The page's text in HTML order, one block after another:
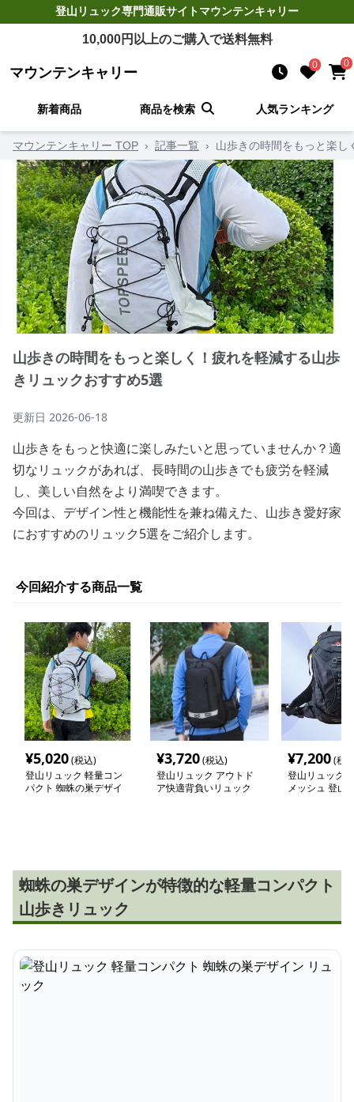
登山リュック専門通販サイトマウンテンキャリー
10,000円以上のご購入で送料無料
マウンテンキャリー 0 0
新着商品 商品を検索 人気ランキング
マウンテンキャリー TOP › 記事一覧 › 山歩きの時間をもっと楽
山歩きの時間をもっと楽しく！疲れを軽減する山歩
きリュックおすすめ5選
更新日 2026-06-18
山歩きをもっと快適に楽しみたいと思っていませんか？適
切なリュックがあれば、長時間の山歩きでも疲労を軽減
し、美しい自然をより満喫できます。
今回は、デザイン性と機能性を兼ね備えた、山歩き愛好家
におすすめのリュック5選をご紹介します。
今回紹介する商品一覧
¥5,020(税込)
登山リュック 軽量コン
パクト 蜘蛛の巣デザイ
¥3,720(税込)
登山リュック アウトド
ア快適背負いリュック
¥7,200(税
登山リュック
メッシュ 登山
蜘蛛の巣デザインが特徴的な軽量コンパクト
山歩きリュック